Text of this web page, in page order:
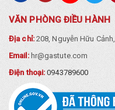
VĂN PHÒNG ĐIỀU HÀNH
Địa chỉ:208, Nguyễn Hữu
Email:hr@gastute.com
Điện thoại:0943789600